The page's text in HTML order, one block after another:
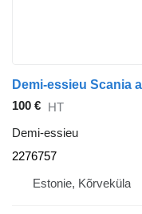
100 € HT
Demi-essieu
2276757
Estonie, Kõrveküla